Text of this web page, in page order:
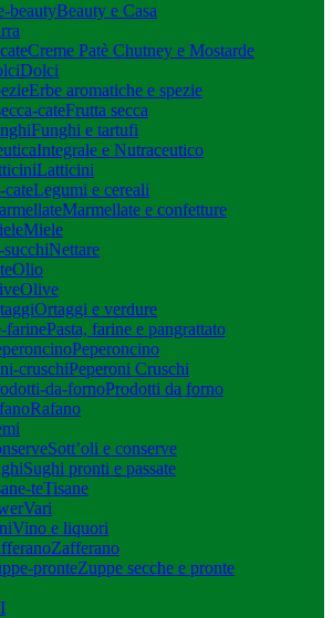
Beauty e Casa
Creme Patè Chutney e Mostarde
Dolci
Erbe aromatiche e spezie
Frutta secca
Funghi e tartufi
Integrale e Nutraceutico
Latticini
Legumi e cereali
Marmellate e confetture
Miele
Nettare
Olio
Olive
Ortaggi e verdure
Pasta, farine e pangrattato
Peperoncino
Peperoni Cruschi
Prodotti da forno
Rafano
Sott’oli e conserve
Sughi pronti e passate
Tisane
Vari
Vino e liquori
Zafferano
Zuppe secche e pronte